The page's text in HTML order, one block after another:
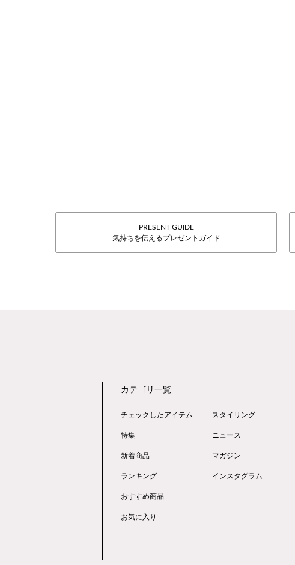
PRESENT GUIDE
気持ちを伝えるプレゼントガイド
カテゴリ一覧
チェックしたアイテム
特集
新着商品
ランキング
おすすめ商品
お気に入り
スタイリング
ニュース
マガジン
インスタグラム